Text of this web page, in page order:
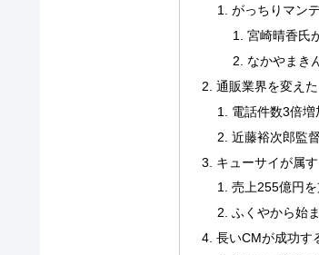
がっちりマン
宮崎晴香氏
なかやまき
通販業界を変え
電話件数3倍
近藤裕次郎監
キューサイが属
売上255億円
ふくやから始
長いCMが成功す